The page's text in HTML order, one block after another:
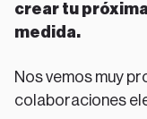
crear tu
medida.
Nos vemos muy
colaboraciones